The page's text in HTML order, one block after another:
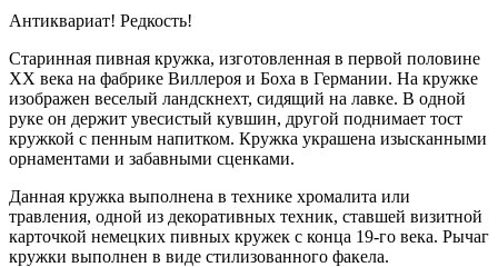
Антиквариат! Редкость!
Старинная пивная кружка, изготовленная в первой половине
XX века на фабрике Виллероя и Боха в Германии. На кружке
изображен веселый ландскнехт, сидящий на лавке. В одной
руке он держит увесистый кувшин, другой поднимает тост
кружкой с пенным напитком. Кружка украшена изысканными
орнаментами и забавными сценками.
Данная кружка выполнена в технике хромалита или
травления, одной из декоративных техник, ставшей визитной
карточкой немецких пивных кружек с конца 19-го века. Рычаг
кружки выполнен в виде стилизованного факела.